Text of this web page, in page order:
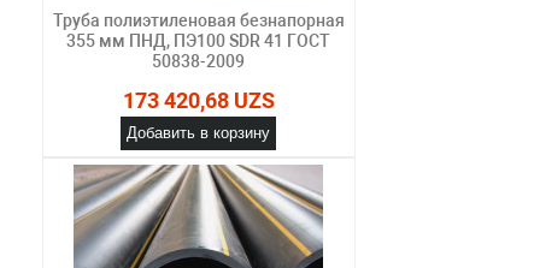
Труба полиэтиленовая безнапорная
355 мм ПНД, ПЭ100 SDR 41 ГОСТ
50838-2009
173 420,68 UZS
Добавить в корзину